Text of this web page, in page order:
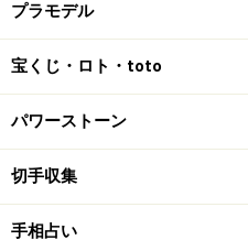
プラモデル
宝くじ・ロト・toto
パワーストーン
切手収集
手相占い